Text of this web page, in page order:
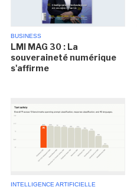
BUSINESS
LMI MAG 30 : La
souveraineté numérique
s'affirme
INTELLIGENCE ARTIFICIELLE